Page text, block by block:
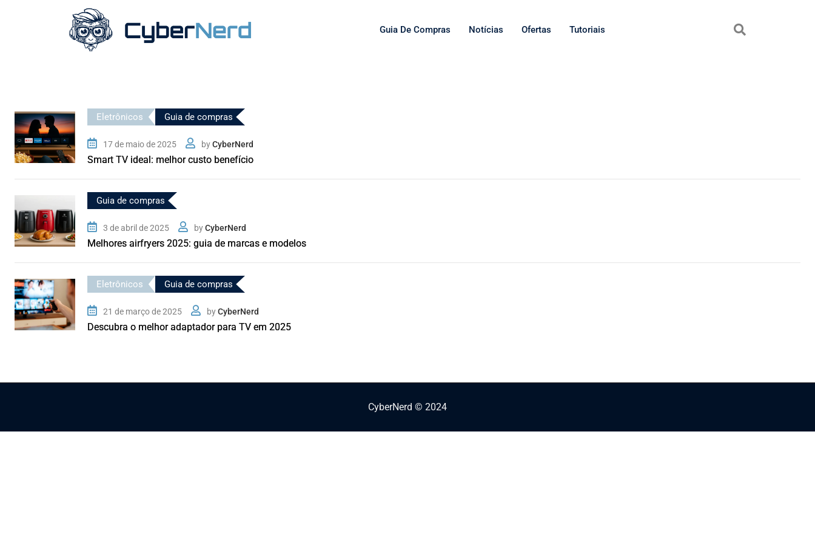
Guia De Compras Notícias Ofertas Tutoriais
Eletrônicos Guia de compras
17 de maio de 2025 byCyberNerd
Smart TV ideal: melhor custo benefício
Guia de compras
3 de abril de 2025 byCyberNerd
Melhores airfryers 2025: guia de marcas e modelos
Eletrônicos Guia de compras
21 de março de 2025 byCyberNerd
Descubra o melhor adaptador para TV em 2025
CyberNerd © 2024